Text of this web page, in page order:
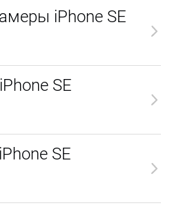
iPhone SE
SE
SE